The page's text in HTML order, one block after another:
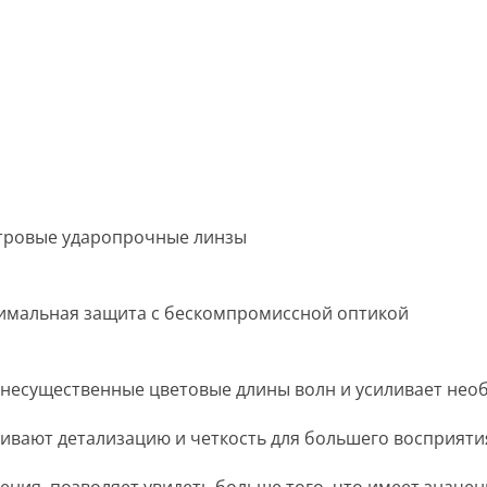
ударопрочные линзы
защита с бескомпромиссной оптикой
цветовые длины волн и усиливает
детализацию и четкость для большего